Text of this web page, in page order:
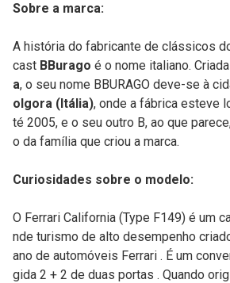
Sobre a marca:
A história do fabricante de clássicos
cast BBurago é o nome italiano.
a, o seu nome BBURAGO deve-se à
olgora (Itália), onde a fábrica esteve
té 2005, e o seu outro B, ao que
o da família que criou a marca.
Curiosidades sobre o modelo:
O Ferrari California (Type F149) é um
nde turismo de alto desempenho
ano de automóveis Ferrari . É um
gida 2 + 2 de duas portas . Quando